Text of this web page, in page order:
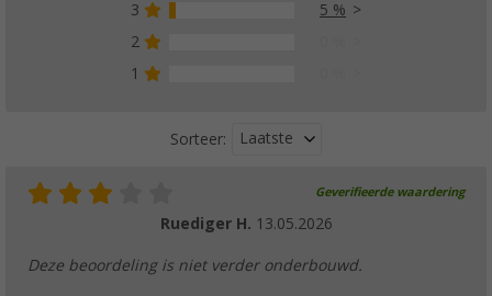
3
5 %
2
1
Sorteer: Laatste
Geverifieerde waardering
Ruediger H. 13.05.2026
Deze beoordeling is niet verder onderbouwd.